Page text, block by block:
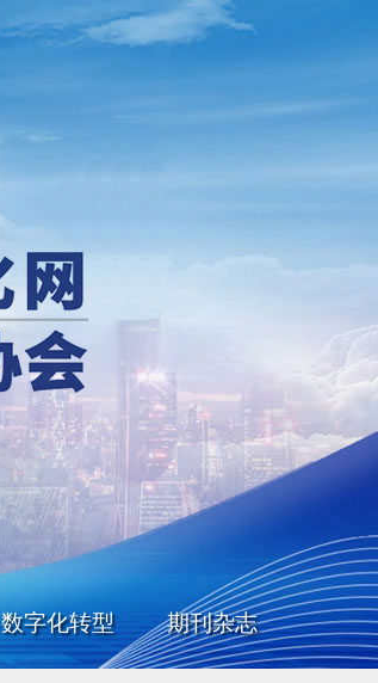
数字化转型 期刊杂志